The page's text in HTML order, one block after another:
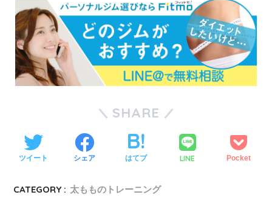
SHARE
ツイート シェア はてブ LINE Pocket
CATEGORY : 太もものトレーニング